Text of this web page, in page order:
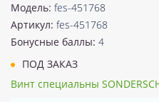
Модель: fes-451768
Артикул: fes-451768
Бонусные баллы: 4
ПОД ЗАКАЗ
Винт специальны